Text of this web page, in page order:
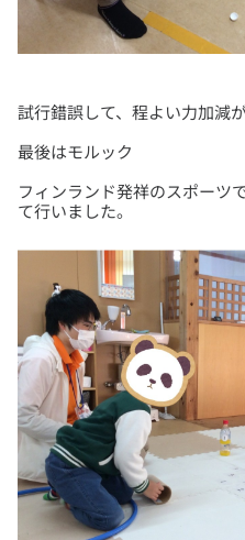
フィンランド発祥のスポーツ